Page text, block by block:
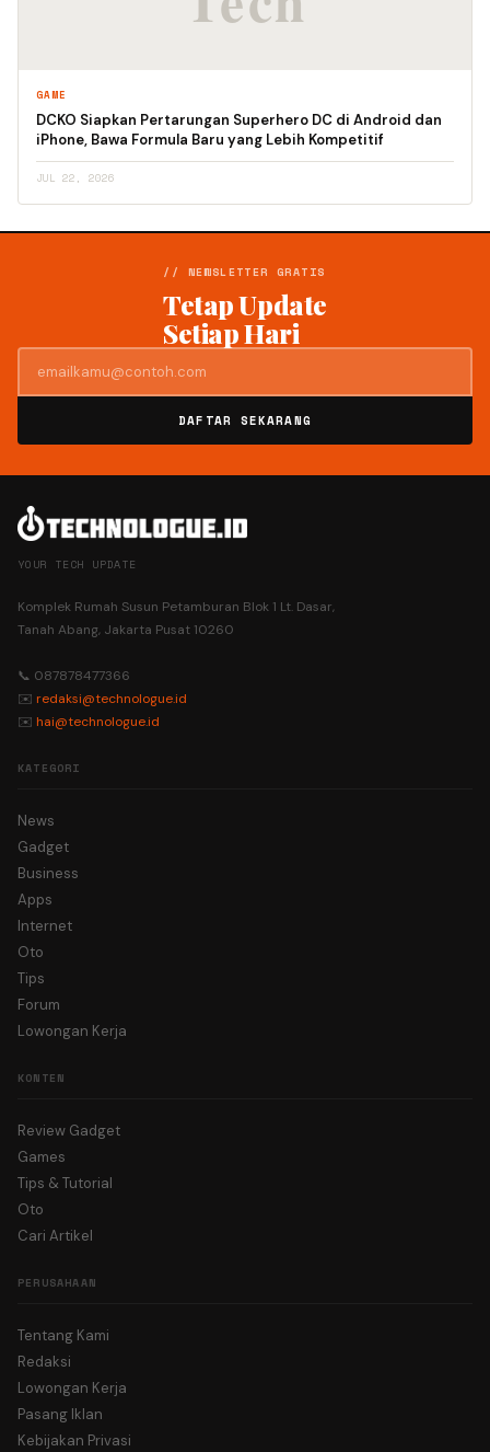
GAME
DCKO Siapkan Pertarungan Superhero DC di Android dan
iPhone, Bawa Formula Baru yang Lebih Kompetitif
JUL 22, 2026
// NEWSLETTER GRATIS
Tetap Update
Setiap Hari
DAFTAR SEKARANG
YOUR TECH UPDATE
Komplek Rumah Susun Petamburan Blok 1 Lt. Dasar,
Tanah Abang, Jakarta Pusat 10260
📞 087878477366
✉️ redaksi@technologue.id
✉️ hai@technologue.id
KATEGORI
News
Gadget
Business
Apps
Internet
Oto
Tips
Forum
Lowongan Kerja
KONTEN
Review Gadget
Games
Tips & Tutorial
Oto
Cari Artikel
PERUSAHAAN
Tentang Kami
Redaksi
Lowongan Kerja
Pasang Iklan
Kebijakan Privasi